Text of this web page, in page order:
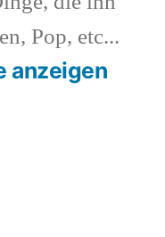
Pop, etc...
anzeigen